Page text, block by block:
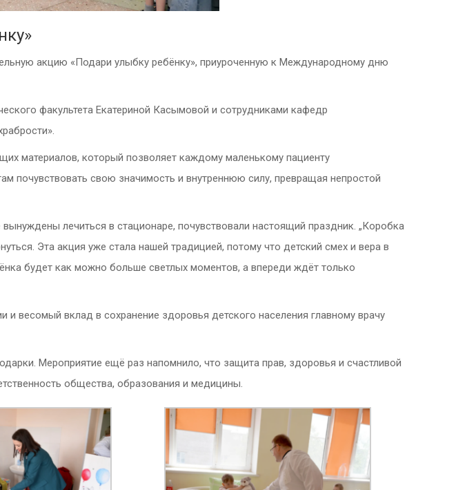
акцию «Подари улыбку ребёнку», приуроченную к Международному дню
факультета Екатериной Касымовой и сотрудниками кафедр
материалов, который позволяет каждому маленькому пациенту
почувствовать свою значимость и внутреннюю силу, превращая непростой
лечиться в стационаре, почувствовали настоящий праздник. „Коробка
Эта акция уже стала нашей традицией, потому что детский смех и вера в
будет как можно больше светлых моментов, а впереди ждёт только
весомый вклад в сохранение здоровья детского населения главному врачу
Мероприятие ещё раз напомнило, что защита прав, здоровья и счастливой
общества, образования и медицины.